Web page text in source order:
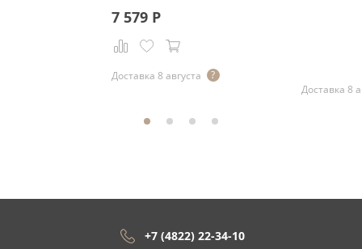
7 579Р
Доставка 8 августа
Доставка 8
+7 (4822) 22-34-10